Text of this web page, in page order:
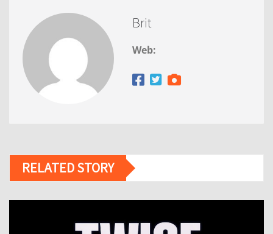
Brit
Web:
RELATED STORY